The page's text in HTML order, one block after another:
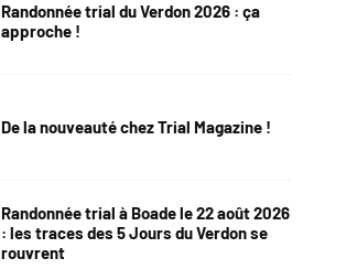
Randonnée trial du Verdon 2026 : ça
approche !
De la nouveauté chez Trial Magazine !
Randonnée trial à Boade le 22 août 2026
: les traces des 5 Jours du Verdon se
rouvrent